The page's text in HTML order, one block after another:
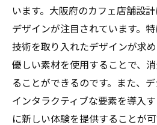
います。大阪府のカフェ店舗設
デザインが注目されています。
技術を取り入れたデザインが求
優しい素材を使用することで、
ることができるのです。また、
インタラクティブな要素を導入
に新しい体験を提供することが